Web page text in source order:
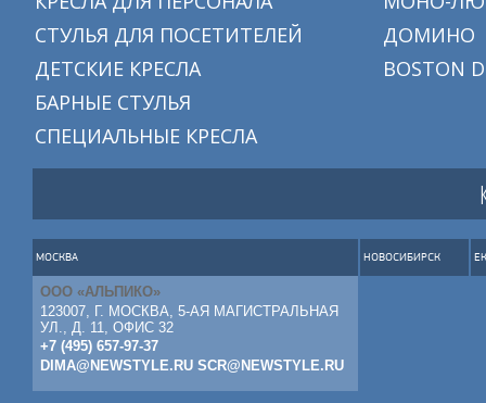
СТУЛЬЯ ДЛЯ ПОСЕТИТЕЛЕЙ
ДЕТСКИЕ КРЕСЛА
БАРНЫЕ СТУЛЬЯ
СПЕЦИАЛЬНЫЕ КРЕСЛА
ДОМИНО
BOSTON
МОСКВА
ООО «АЛЬПИКО»
123007, Г. МОСКВА, 5-АЯ МАГИСТРАЛЬНАЯ
УЛ., Д. 11, ОФИС 32
+7 (495) 657-97-37
DIMA@NEWSTYLE.RU SCR@NEWSTYLE.RU
НОВОСИБИРСК